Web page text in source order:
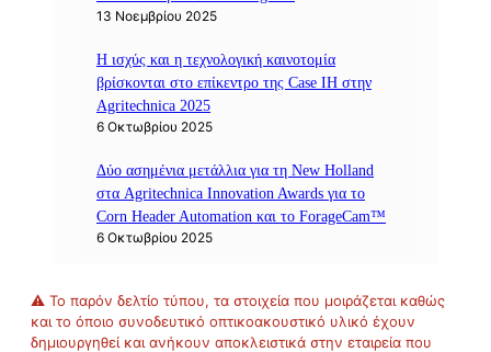
13 Νοεμβρίου 2025
Η ισχύς και η τεχνολογική καινοτομία
βρίσκονται στο επίκεντρο της Case IH στην
Agritechnica 2025
6 Οκτωβρίου 2025
Δύο ασημένια μετάλλια για τη New Holland
στα Agritechnica Innovation Awards για το
Corn Header Automation και το ForageCam™
6 Οκτωβρίου 2025
⚠ Το παρόν δελτίο τύπου, τα στοιχεία που μοιράζεται καθώς
και το όποιο συνοδευτικό οπτικοακουστικό υλικό έχουν
δημιουργηθεί και ανήκουν αποκλειστικά στην εταιρεία που